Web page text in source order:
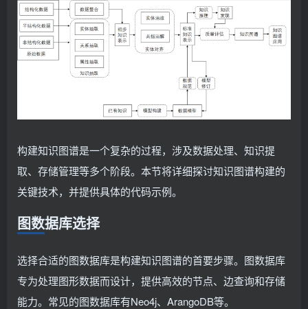
构建知识图谱是一个复杂的过程，涉及数据处理、知识提
取、存储管理等多个阶段。本节将详细探讨知识图谱构建的
关键技术，并提供具体的代码示例。
图数据库选择
选择合适的图数据库是构建知识图谱的首要步骤。图数据库
专为处理图形数据而设计，提供高效的节点、边查询和存储
能力。常见的图数据库有Neo4j、ArangoDB等。